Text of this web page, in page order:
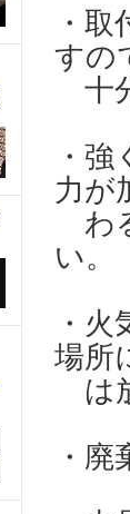
・
すの
十
・
力が
わ
い。
・
場所
は
・